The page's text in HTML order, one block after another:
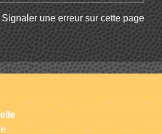
Signaler une erreur sur cette page